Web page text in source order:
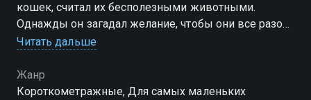
кошек, считал их бесполезными животными.
Однажды он загадал желание, чтобы они все разом
исчезли. Наутро Чмок заметил, что мышей
чтобы их ловить. Они уже поели весь запас
продуктов самого щенка.
Читать дальше
Жанр
Короткометражные, Для самых маленьких